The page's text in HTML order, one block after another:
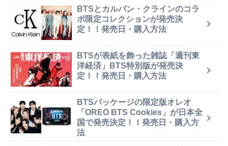
BTSとカルバン・クラインのコラ
ボ限定コレクションが発売決
定！！発売日・購入方法
BTSが表紙を飾った雑誌「週刊東
洋経済」BTS特別版が発売決
定！！発売日・購入方法
BTSパッケージの限定版オレオ
「OREO BTS Cookies」が日本全
国で発売決定！！発売日・購入方
法